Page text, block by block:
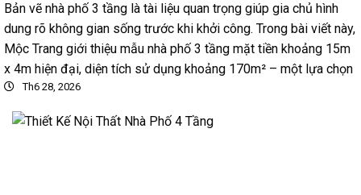
Bản vẽ nhà phố 3 tầng là tài liệu quan trọng giúp gia chủ hình
dung rõ không gian sống trước khi khởi công. Trong bài viết này,
Mộc Trang giới thiệu mẫu nhà phố 3 tầng mặt tiền khoảng 15m
x 4m hiện đại, diện tích sử dụng khoảng 170m² – một lựa chọn
Th6 28, 2026